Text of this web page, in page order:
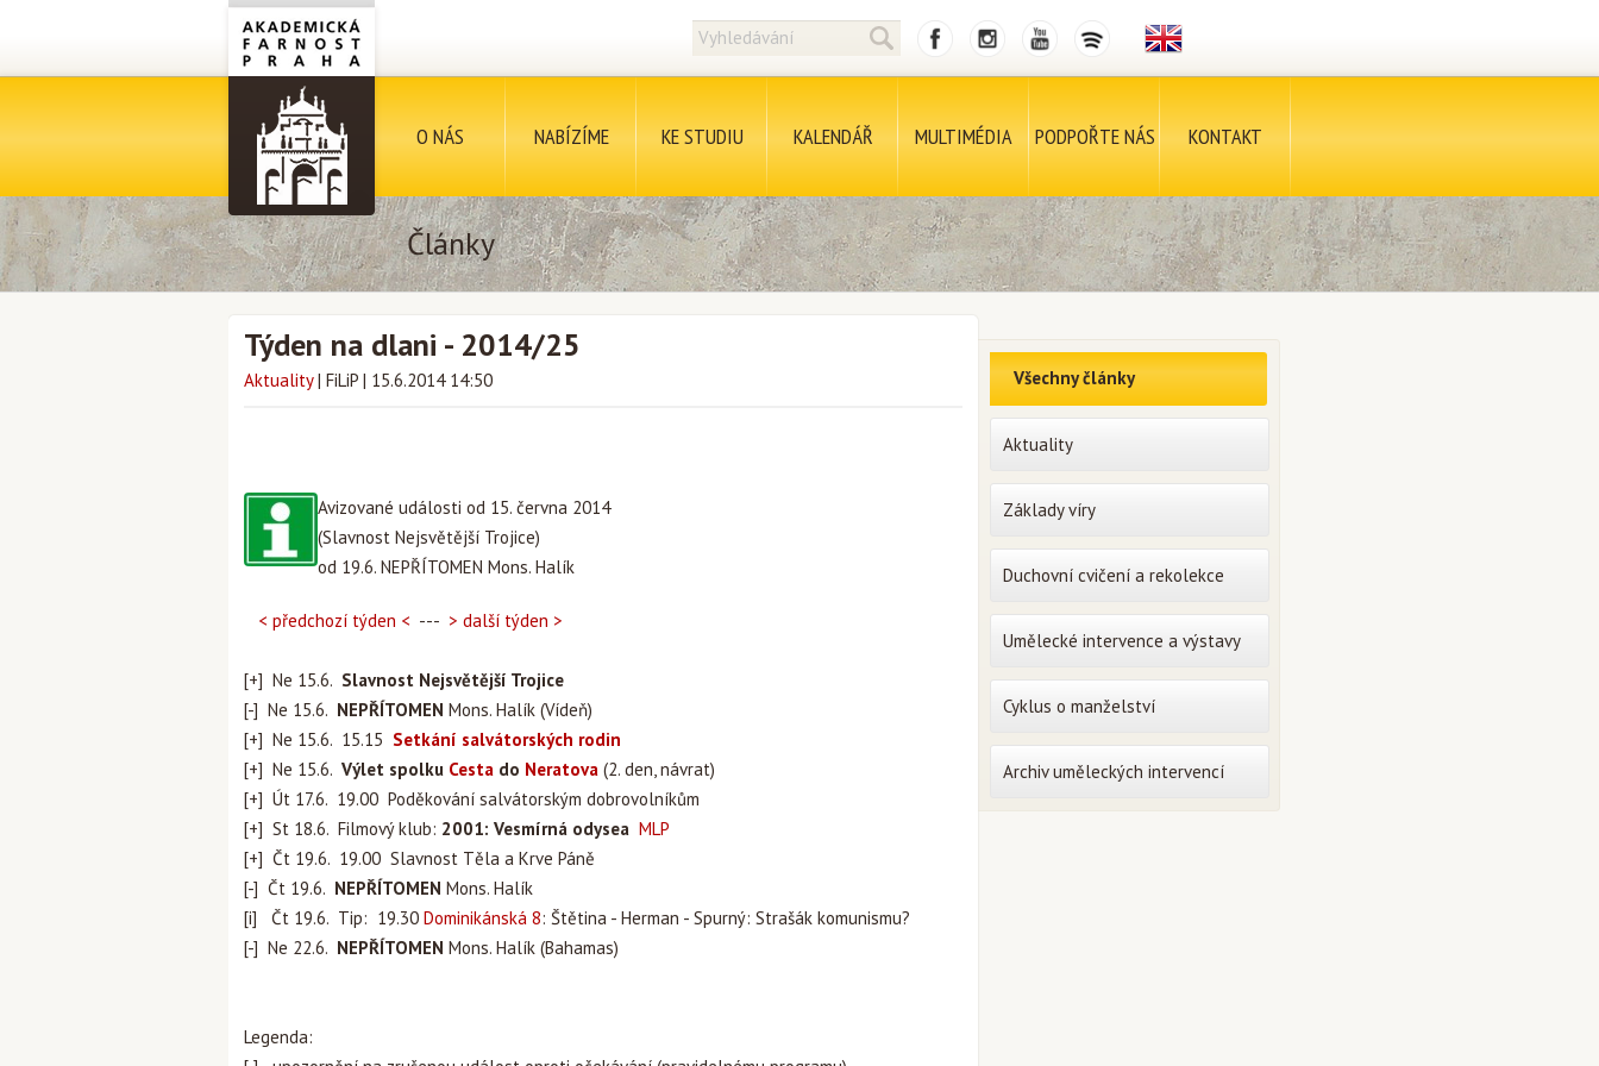
O NÁS NABÍZÍME KE STUDIU KALENDÁŘ MULTIMÉDIA PODPOŘTE NÁS KONTAKT
Články
Týden na dlani - 2014/25
Aktuality | FiLiP | 15.6.2014 14:50
Avizované události od 15. června 2014
(Slavnost Nejsvětější Trojice)
od 19.6. NEPŘÍTOMEN Mons. Halík
< předchozí týden < --- > další týden >
[+] Ne 15.6. Slavnost Nejsvětější Trojice
[-] Ne 15.6. NEPŘÍTOMEN Mons. Halík (Vídeň)
[+] Ne 15.6. 15.15 Setkání salvátorských rodin
[+] Ne 15.6. Výlet spolku Cesta do Neratova (2. den, návrat)
[+] Út 17.6. 19.00 Poděkování salvátorským dobrovolníkům
[+] St 18.6. Filmový klub: 2001: Vesmírná odysea MLP
[+] Čt 19.6. 19.00 Slavnost Těla a Krve Páně
[-] Čt 19.6. NEPŘÍTOMEN Mons. Halík
[i] Čt 19.6. Tip: 19.30 Dominikánská 8: Štětina - Herman - Spurný: Strašák komunismu?
[-] Ne 22.6. NEPŘÍTOMEN Mons. Halík (Bahamas)
Legenda:
Všechny články
Aktuality
Základy víry
Duchovní cvičení a rekolekce
Umělecké intervence a výstavy
Cyklus o manželství
Archiv uměleckých intervencí